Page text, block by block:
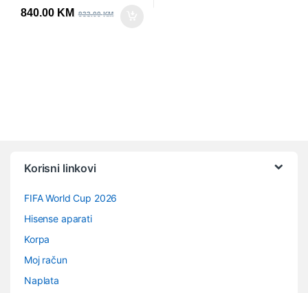
840.00 KM 933.00KM
Korisni linkovi
FIFA World Cup 2026
Hisense aparati
Korpa
Moj račun
Naplata